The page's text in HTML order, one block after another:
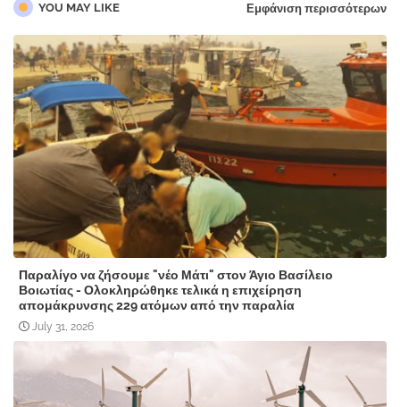
YOU MAY LIKE Εμφάνιση περισσότερων
Παραλίγο να ζήσουμε "νέο Μάτι" στον Άγιο Βασίλειο
Βοιωτίας - Ολοκληρώθηκε τελικά η επιχείρηση
απομάκρυνσης 229 ατόμων από την παραλία
July 31, 2026